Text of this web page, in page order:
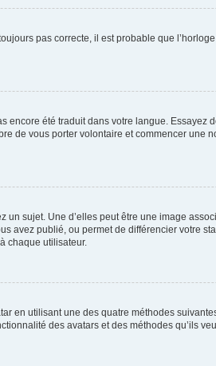
pas correcte, il est probable que
été traduit dans votre langue. Essayez
de vous porter volontaire et commencer une
sujet. Une d’elles peut être une image
avez publié, ou permet de différencier votre
chaque utilisateur.
en utilisant une des quatre méthodes
des avatars et des méthodes qu’ils